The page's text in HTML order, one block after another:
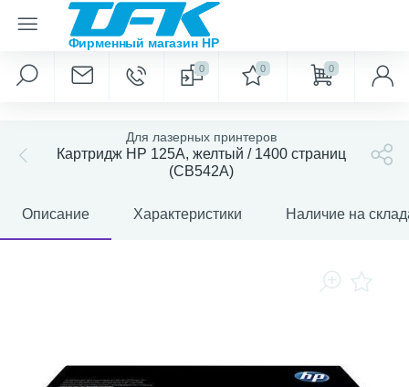
0 0 0
Для лазерных принтеров
Картридж HP 125A, желтый / 1400 страниц
(CB542A)
Описание Характеристики Наличие на